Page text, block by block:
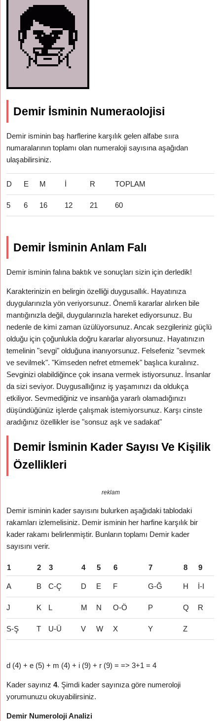
Demir İsminin Numeraolojisi
Demir isminin baş harflerine karşılık gelen alfabe sııra
numaralarının toplamı olan numeraloji sayısına aşağıdan
ulaşabilirsiniz.
D E M İ R TOPLAM
5 6 16 12 21 60
Demir İsminin Anlam Falı
Demir isminin falına baktık ve sonuçları sizin için derledik!
Karakterinizin en belirgin özelliği duygusallık. Hayatınıza
duygularınızla yön veriyorsunuz. Önemli kararlar alırken bile
mantığınızla değil, duygularınızla hareket ediyorsunuz. Bu
nedenle de kimi zaman üzülüyorsunuz. Ancak sezgileriniz güçlü
olduğu için çoğunlukla doğru kararlar alıyorsunuz. Hayatınızın
temelinin "sevgi" olduğuna inanıyorsunuz. Felsefeniz "sevmek
ve sevilmek". "Kimseden nefret etmemek" başlıca kuralınız.
Sevginizi olabildiğince çok insana vermek istiyorsunuz. İnsanlar
da sizi seviyor. Duygusallığınız iş yaşamınızı da oldukça
etkiliyor. Sevmediğiniz ve insanlığa yararlı olamadığınızı
düşündüğünüz işlerde çalışmak istemiyorsunuz. Karşı cinste
aradığınız özellikler ise "sonsuz aşk ve sadakat"
Demir İsminin Kader Sayısı Ve Kişilik
Özellikleri
reklam
Demir isminin kader sayısını bulurken aşağıdaki tablodaki
rakamları izlemelisiniz. Demir isminin her harfine karşılık bir
kader rakamı belirlenmiştir. Bunların toplamı Demir kader
sayısını verir.
1 2 3 4 5 6 7 8 9
A B C-Ç D E F G-Ğ H İ-I
J K L M N O-Ö P Q R
S-Ş T U-Ü V W X Y Z
d (4) + e (5) + m (4) + i (9) + r (9) = => 3+1 = 4
Kader sayınız4. Şimdi kader sayınıza göre numeroloji
yorumunuzu okuyabilirsiniz.
Demir Numeroloji Analizi